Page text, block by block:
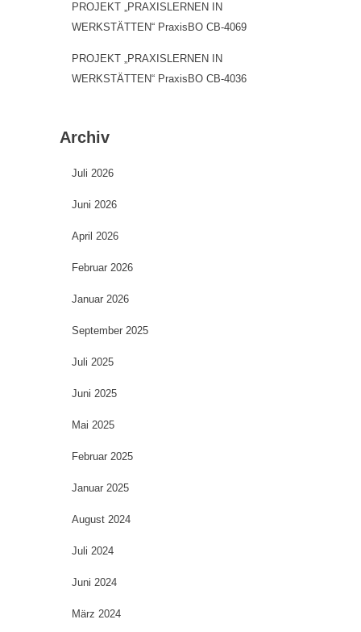
PROJEKT „PRAXISLERNEN IN
WERKSTÄTTEN“ PraxisBO CB-4069
PROJEKT „PRAXISLERNEN IN
WERKSTÄTTEN“ PraxisBO CB-4036
Archiv
Juli 2026
Juni 2026
April 2026
Februar 2026
Januar 2026
September 2025
Juli 2025
Juni 2025
Mai 2025
Februar 2025
Januar 2025
August 2024
Juli 2024
Juni 2024
März 2024